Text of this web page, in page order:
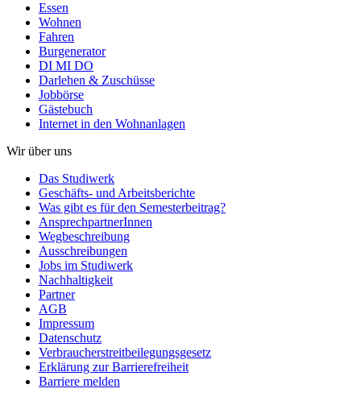
Essen
Wohnen
Fahren
Burgenerator
DI MI DO
Darlehen & Zuschüsse
Jobbörse
Gästebuch
Internet in den Wohnanlagen
Wir über uns
Das Studiwerk
Geschäfts- und Arbeitsberichte
Was gibt es für den Semesterbeitrag?
AnsprechpartnerInnen
Wegbeschreibung
Ausschreibungen
Jobs im Studiwerk
Nachhaltigkeit
Partner
AGB
Impressum
Datenschutz
Verbraucherstreitbeilegungsgesetz
Erklärung zur Barrierefreiheit
Barriere melden